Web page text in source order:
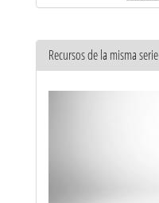
Recursos de la misma serie